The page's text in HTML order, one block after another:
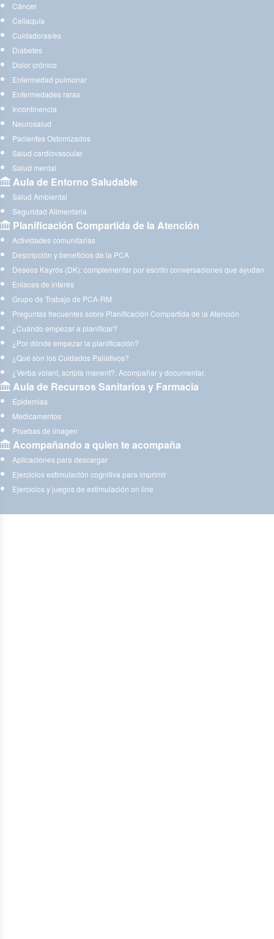
Cáncer
Celiaquía
Cuidadoras/es
Diabetes
Dolor crónico
Enfermedad pulmonar
Enfermedades raras
Incontinencia
Neurosalud
Pacientes Ostomizados
Salud cardiovascular
Salud mental
Aula de Entorno Saludable
Salud Ambiental
Seguridad Alimentaria
Planificación Compartida de la Atención
Actividades comunitarias
Descripción y beneficios de la PCA
Deseos Kayrós (DK): complementar por escrito conversaciones que ayudan
Enlaces de interés
Grupo de Trabajo de PCA-RM
Preguntas frecuentes sobre Planificación Compartida de la Atención
¿Cuándo empezar a planificar?
¿Por dónde empezar la planificación?
¿Qué son los Cuidados Paliativos?
¿Verba volant, scripta manent?. Acompañar y documentar.
Aula de Recursos Sanitarios y Farmacia
Epidemias
Medicamentos
Pruebas de imagen
Acompañando a quien te acompaña
Aplicaciones para descargar
Ejercicios estimulación cognitiva para imprimir
Ejercicios y juegos de estimulación on line